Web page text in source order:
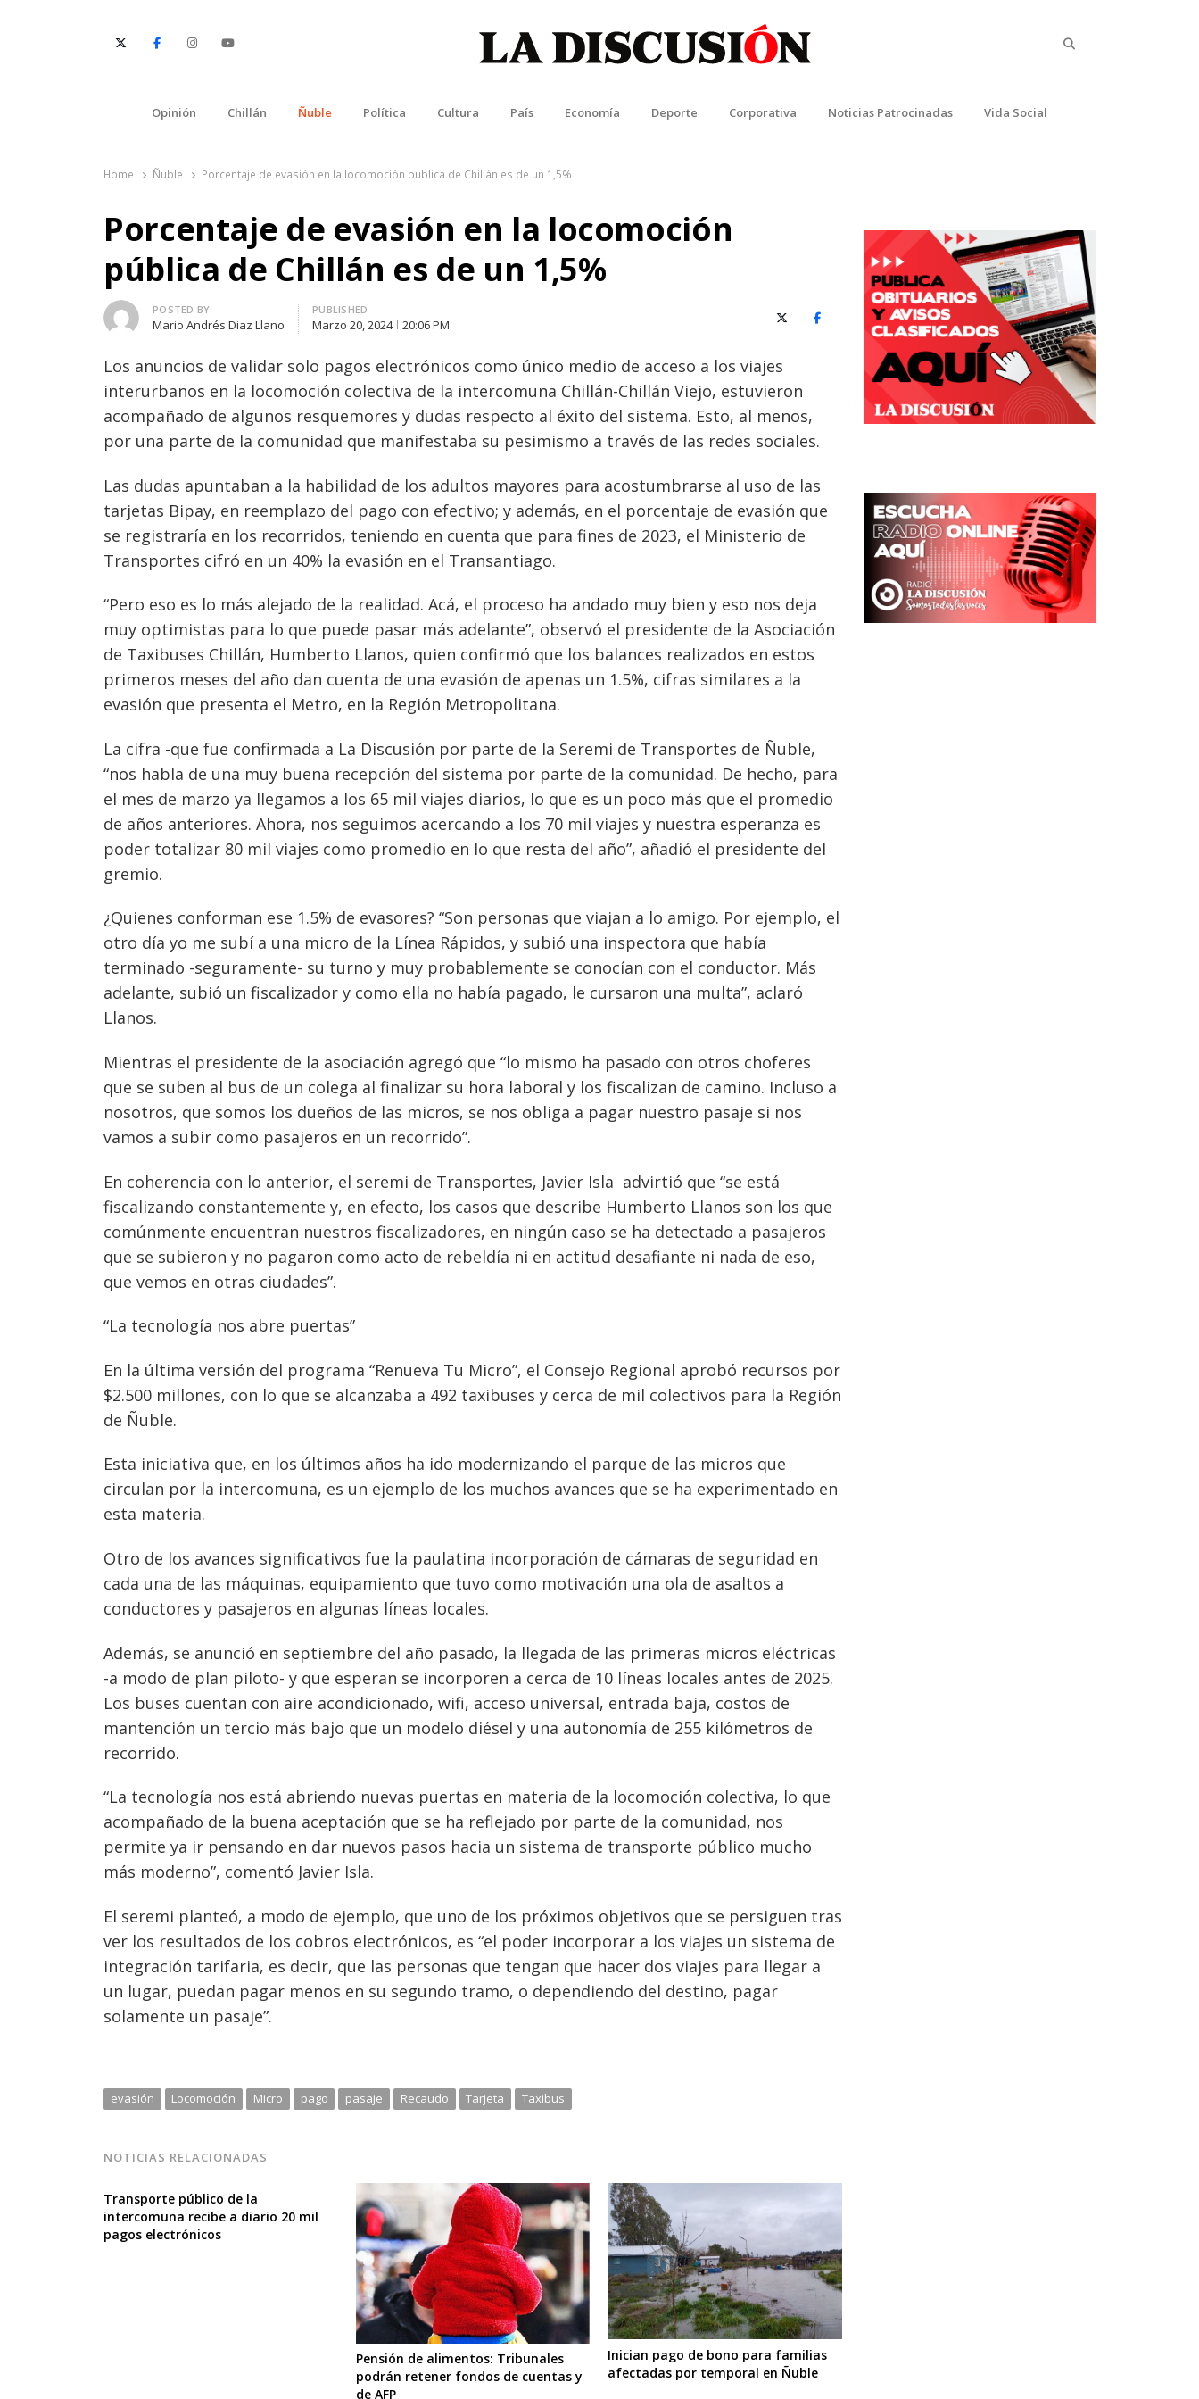
Opinión Chillán Ñuble Política Cultura País Economía Deporte Corporativa Noticias Patrocinadas Vida Social
Home Ñuble Porcentaje de evasión en la locomoción pública de Chillán es de un 1,5%
Porcentaje de evasión en la locomoción
pública de Chillán es de un 1,5%
Author
POSTED BY
Mario Andrés Diaz Llano
PUBLISHED
Marzo 20, 2024 20:06 PM X (Twitter)Facebook
Los anuncios de validar solo pagos electrónicos como único medio de acceso a los viajes
interurbanos en la locomoción colectiva de la intercomuna Chillán-Chillán Viejo, estuvieron
acompañado de algunos resquemores y dudas respecto al éxito del sistema. Esto, al menos,
por una parte de la comunidad que manifestaba su pesimismo a través de las redes sociales.
Las dudas apuntaban a la habilidad de los adultos mayores para acostumbrarse al uso de las
tarjetas Bipay, en reemplazo del pago con efectivo; y además, en el porcentaje de evasión que
se registraría en los recorridos, teniendo en cuenta que para fines de 2023, el Ministerio de
Transportes cifró en un 40% la evasión en el Transantiago.
“Pero eso es lo más alejado de la realidad. Acá, el proceso ha andado muy bien y eso nos deja
muy optimistas para lo que puede pasar más adelante”, observó el presidente de la Asociación
de Taxibuses Chillán, Humberto Llanos, quien confirmó que los balances realizados en estos
primeros meses del año dan cuenta de una evasión de apenas un 1.5%, cifras similares a la
evasión que presenta el Metro, en la Región Metropolitana.
La cifra -que fue confirmada a La Discusión por parte de la Seremi de Transportes de Ñuble,
“nos habla de una muy buena recepción del sistema por parte de la comunidad. De hecho, para
el mes de marzo ya llegamos a los 65 mil viajes diarios, lo que es un poco más que el promedio
de años anteriores. Ahora, nos seguimos acercando a los 70 mil viajes y nuestra esperanza es
poder totalizar 80 mil viajes como promedio en lo que resta del año”, añadió el presidente del
gremio.
¿Quienes conforman ese 1.5% de evasores? “Son personas que viajan a lo amigo. Por ejemplo, el
otro día yo me subí a una micro de la Línea Rápidos, y subió una inspectora que había
terminado -seguramente- su turno y muy probablemente se conocían con el conductor. Más
adelante, subió un fiscalizador y como ella no había pagado, le cursaron una multa”, aclaró
Llanos.
Mientras el presidente de la asociación agregó que “lo mismo ha pasado con otros choferes
que se suben al bus de un colega al finalizar su hora laboral y los fiscalizan de camino. Incluso a
nosotros, que somos los dueños de las micros, se nos obliga a pagar nuestro pasaje si nos
vamos a subir como pasajeros en un recorrido”.
En coherencia con lo anterior, el seremi de Transportes, Javier Isla advirtió que “se está
fiscalizando constantemente y, en efecto, los casos que describe Humberto Llanos son los que
comúnmente encuentran nuestros fiscalizadores, en ningún caso se ha detectado a pasajeros
que se subieron y no pagaron como acto de rebeldía ni en actitud desafiante ni nada de eso,
que vemos en otras ciudades”.
“La tecnología nos abre puertas”
En la última versión del programa “Renueva Tu Micro”, el Consejo Regional aprobó recursos por
$2.500 millones, con lo que se alcanzaba a 492 taxibuses y cerca de mil colectivos para la Región
de Ñuble.
Esta iniciativa que, en los últimos años ha ido modernizando el parque de las micros que
circulan por la intercomuna, es un ejemplo de los muchos avances que se ha experimentado en
esta materia.
Otro de los avances significativos fue la paulatina incorporación de cámaras de seguridad en
cada una de las máquinas, equipamiento que tuvo como motivación una ola de asaltos a
conductores y pasajeros en algunas líneas locales.
Además, se anunció en septiembre del año pasado, la llegada de las primeras micros eléctricas
-a modo de plan piloto- y que esperan se incorporen a cerca de 10 líneas locales antes de 2025.
Los buses cuentan con aire acondicionado, wifi, acceso universal, entrada baja, costos de
mantención un tercio más bajo que un modelo diésel y una autonomía de 255 kilómetros de
recorrido.
“La tecnología nos está abriendo nuevas puertas en materia de la locomoción colectiva, lo que
acompañado de la buena aceptación que se ha reflejado por parte de la comunidad, nos
permite ya ir pensando en dar nuevos pasos hacia un sistema de transporte público mucho
más moderno”, comentó Javier Isla.
El seremi planteó, a modo de ejemplo, que uno de los próximos objetivos que se persiguen tras
ver los resultados de los cobros electrónicos, es “el poder incorporar a los viajes un sistema de
integración tarifaria, es decir, que las personas que tengan que hacer dos viajes para llegar a
un lugar, puedan pagar menos en su segundo tramo, o dependiendo del destino, pagar
solamente un pasaje”.
evasión Locomoción Micro pago pasaje Recaudo Tarjeta Taxibus
NOTICIAS RELACIONADAS
Transporte público de la
intercomuna recibe a diario 20 mil
pagos electrónicos
Pensión de alimentos: Tribunales
podrán retener fondos de cuentas y
de AFP
Inician pago de bono para familias
afectadas por temporal en Ñuble
Navegación